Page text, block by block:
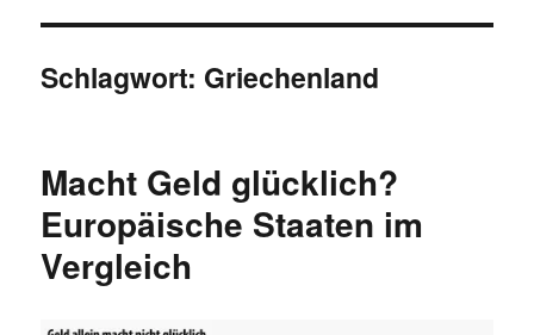
Schlagwort: Griechenland
Macht Geld glücklich?
Europäische Staaten im
Vergleich